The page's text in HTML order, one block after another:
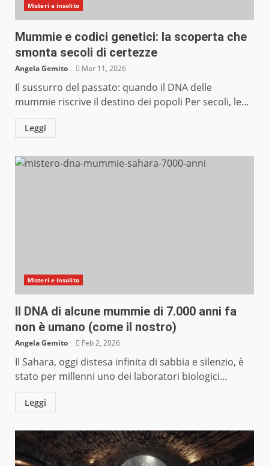
Misteri e insolito
Mummie e codici genetici: la scoperta che
smonta secoli di certezze
Angela Gemito Mar 11, 2026
Il sussurro del passato: quando il DNA delle
mummie riscrive il destino dei popoli Per secoli, le...
Leggi
Misteri e insolito
Il DNA di alcune mummie di 7.000 anni fa
non è umano (come il nostro)
Angela Gemito Feb 2, 2026
Il Sahara, oggi distesa infinita di sabbia e silenzio, è
stato per millenni uno dei laboratori biologici...
Leggi